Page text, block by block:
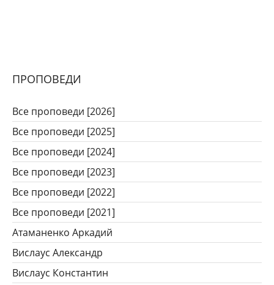
ПРОПОВЕДИ
Все проповеди [2026]
Все проповеди [2025]
Все проповеди [2024]
Все проповеди [2023]
Все проповеди [2022]
Все проповеди [2021]
Атаманенко Аркадий
Вислаус Александр
Вислаус Константин